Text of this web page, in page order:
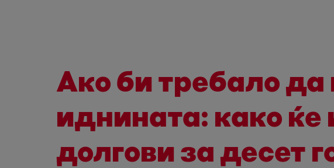
Ако би требало да
иднината: како ќе
долгови за десет